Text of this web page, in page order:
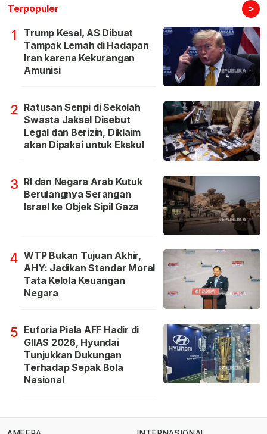
Terpopuler >
1
Trump Kesal, AS Dibuat
Tampak Lemah di Hadapan
Iran karena Kekurangan
Amunisi
2 Ratusan Senpi di Sekolah
Swasta Jaksel Disebut
Legal dan Berizin, Diklaim
akan Dipakai untuk Ekskul
3 RI dan Negara Arab Kutuk
Berulangnya Serangan
Israel ke Objek Sipil Gaza
4 WTP Bukan Tujuan Akhir,
AHY: Jadikan Standar Moral
Tata Kelola Keuangan
Negara
5 Euforia Piala AFF Hadir di
GIIAS 2026, Hyundai
Tunjukkan Dukungan
Terhadap Sepak Bola
Nasional